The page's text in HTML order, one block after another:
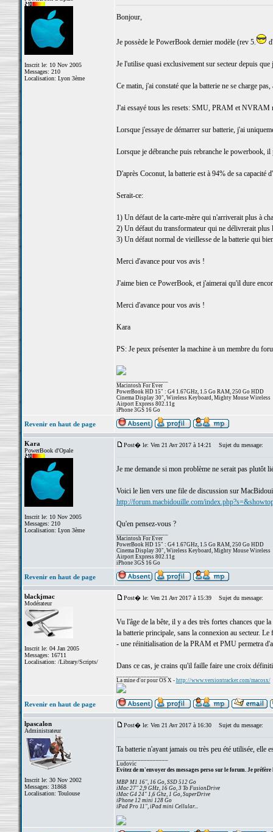
Inscrit le: 10 Nov 2005
Messages: 210
Localisation: Lyon 3ème
Bonjour,
Je possède le PowerBook dernier modèle (rev 5.
Je l'utilise quasi exclusivement sur secteur depuis que
Ce matin, j'ai constaté que la batterie ne se charge
J'ai essayé tous les resets: SMU, PRAM et NVRAM
Lorsque j'essaye de démarrer sur batterie, j'ai
Lorsque je débranche puis rebranche le powerbook,
D'après Coconut, la batterie est à 94% de sa
Serait-ce:
1) Un défaut de la carte-mère qui n'arriverait plus à
2) Un défaut du transformateur qui ne délivrerait plus
3) Un défaut normal de vieillesse de la batterie qui
Merci d'avance pour vos avis !
J'aime bien ce PowerBook, et j'aimerai qu'il dure
Merci d'avance pour vos avis !
Kara
PS: Je peux présenter la machine à un membre du
Macintosh For Ever
PowerBook HD 15" : G4 1.67GHz, 1.5 Go RAM, 250 Go HDD
Cinema Display 30", Wireless Keyboard, Mighty Mouse Wireless
Airport Express 802.11g
iPhone 3GS 16 Go
Revenir en haut de page
Kara
PowerBook d'Opale
Inscrit le: 10 Nov 2005
Messages: 210
Localisation: Lyon 3ème
Post� le: Ven 21 Avr 2017 à 14:21 Sujet du message:
Je me demande si mon problème ne serait pas plutôt
Voici le lien vers une file de discussion sur
http://forum.macbidouille.com/
Qu'en pensez-vous ?
Macintosh For Ever
PowerBook HD 15" : G4 1.67GHz, 1.5 Go RAM, 250 Go HDD
Cinema Display 30", Wireless Keyboard, Mighty Mouse Wireless
Airport Express 802.11g
iPhone 3GS 16 Go
Revenir en haut de page
blackjmac
Modérateur
Inscrit le: 04 Jan 2005
Messages: 16711
Localisation: /Library/Scripts/
Post� le: Ven 21 Avr 2017 à 15:39 Sujet du message:
Vu l'âge de la bête, il y a des très fortes chances que
la batterie principale, sans la connexion au secteur.
- une réinitialisation de la PRAM et PMU permetra
Dans ce cas, je crains qu'il faille faire une croix
La mine d'or pour OS X - http://www.versiontracker.com/macosx/
Revenir en haut de page
lpascalon
Administrateur
Inscrit le: 30 Nov 2002
Messages: 31868
Localisation: Toulouse
Post� le: Ven 21 Avr 2017 à 16:30 Sujet du message:
Ta batterie n'ayant jamais ou très peu été utilisée, elle
Ludovic
Evitez de m'envoyer des messages perso sur le forum. Je préfère
MBP M1 16", 16 Go, SSD 512 Go
iMac 27" 2,9 GHz, 16 Go, 3 To FusionDrive
iMac G4 24" 1,6 Ghz, 1 Go, SuperDrive
iPhone 12 mini 128 Go
iPad Pro 11", iPad mini Cellular...